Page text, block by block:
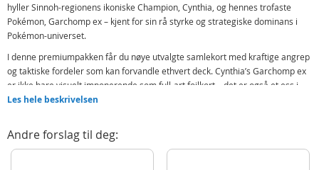
hyller Sinnoh-regionens ikoniske Champion, Cynthia, og hennes trofaste
Pokémon, Garchomp ex – kjent for sin rå styrke og strategiske dominans i
Pokémon-universet.
I denne premiumpakken får du nøye utvalgte samlekort med kraftige angrep
og taktiske fordeler som kan forvandle ethvert deck. Cynthia’s Garchomp ex
er ikke bare visuelt imponerende som full-art foilkort – det er også et ess i
erfarne spilleres strategi. Sammen med foilkort av Gible og Gabite, samt
Pakken byr også på eksklusive samleobjekter som en fotoklistremerke,
Les hele beskrivelsen
Andre forslag til deg: